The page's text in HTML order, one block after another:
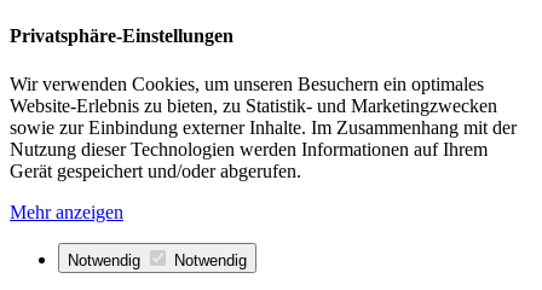
Privatsphäre-Einstellungen
Wir verwenden Cookies, um unseren Besuchern ein optimales
Website-Erlebnis zu bieten, zu Statistik- und Marketingzwecken
sowie zur Einbindung externer Inhalte. Im Zusammenhang mit der
Nutzung dieser Technologien werden Informationen auf Ihrem
Gerät gespeichert und/oder abgerufen.
Mehr anzeigen
Notwendig Notwendig